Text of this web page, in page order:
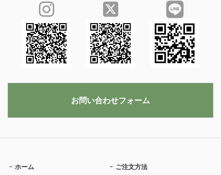
ホーム ご注文方法
お問い合わせフォーム